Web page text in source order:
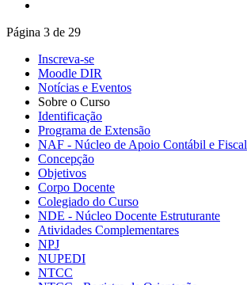
Página 3 de 29
Inscreva-se
Moodle DIR
Notícias e Eventos
Sobre o Curso
Identificação
Programa de Extensão
NAF - Núcleo de Apoio Contábil e Fiscal
Concepção
Objetivos
Corpo Docente
Colegiado do Curso
NDE - Núcleo Docente Estruturante
Atividades Complementares
NPJ
NUPEDI
NTCC